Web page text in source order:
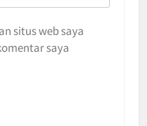
situs web saya
saya